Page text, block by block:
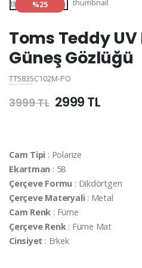
%25
Toms Teddy
Güneş Gözlüğü
TT5835C102M-PO
3999 TL 2999 TL
Cam Tipi : Polarize
Ekartman : 58
Çerçeve Formu : Dikdörtgen
Çerçeve Materyali: Metal
Cam Renk : Füme
Çerçeve Renk: Füme Mat
Cinsiyet : Erkek